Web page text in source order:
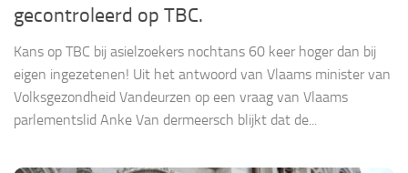
gecontroleerd op TBC.
Kans op TBC bij asielzoekers nochtans 60 keer hoger dan bij
eigen ingezetenen! Uit het antwoord van Vlaams minister van
Volksgezondheid Vandeurzen op een vraag van Vlaams
parlementslid Anke Van dermeersch blijkt dat de...